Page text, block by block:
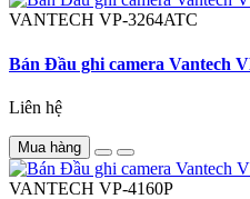
VANTECH VP-3264ATC
Bán Đầu ghi camera Vantech
Liên hệ
Mua hàng
VANTECH VP-4160P